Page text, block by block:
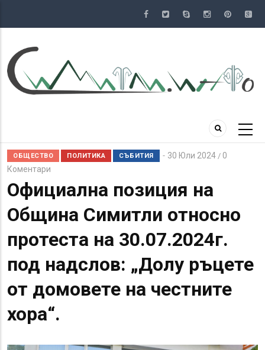
съдържание
ОБЩЕСТВО ПОЛИТИКА СЪБИТИЯ 30 Юли 2024/ 0
Коментари
Официална позиция на
Община Симитли относно
протеста на 30.07.2024г.
под надслов: „Долу ръцете
от домовете на честните
хора“.